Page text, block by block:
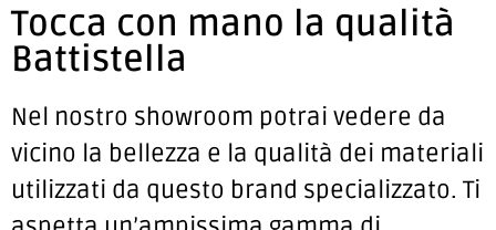
Tocca con mano la qualità
Battistella
Nel nostro showroom potrai vedere da
vicino la bellezza e la qualità dei materiali
utilizzati da questo brand specializzato. Ti